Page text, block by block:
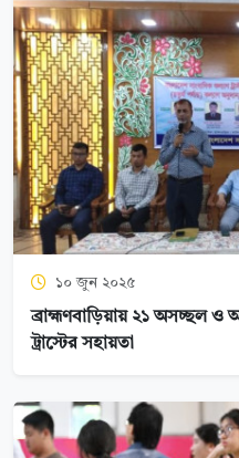
১০ জুন ২০২৫
ব্রাহ্মণবাড়িয়ায় ২১ অসচ্ছল ও
ট্রাস্টের সহায়তা